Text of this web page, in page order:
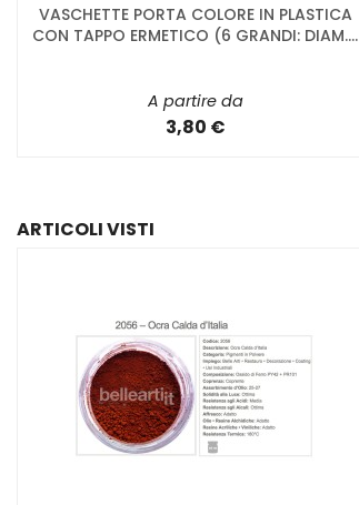
VASCHETTE PORTA COLORE IN PLASTICA
CON TAPPO ERMETICO (6 GRANDI: DIAM....
A partire da
3,80 €
ARTICOLI VISTI